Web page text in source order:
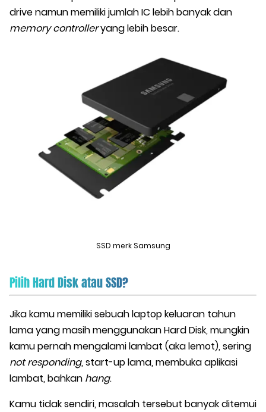
drive namun memiliki jumlah IC lebih banyak dan
memory controlleryang lebih besar.
SSD merk Samsung
Pilih Hard Disk atau SSD?
Jika kamu memiliki sebuah laptop keluaran tahun
lama yang masih menggunakan Hard Disk, mungkin
kamu pernah mengalami lambat (aka lemot), sering
not responding, start-up lama, membuka aplikasi
lambat, bahkan hang.
Kamu tidak sendiri, masalah tersebut banyak ditemui